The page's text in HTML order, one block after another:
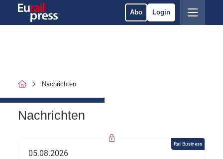
Abo Login
Nachrichten
Nachrichten
Rail Business
05.08.2026